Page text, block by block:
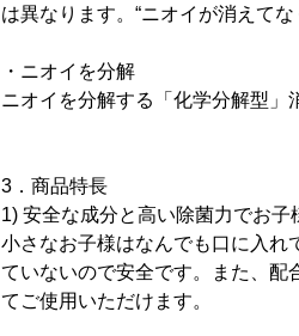
は異なります。“ニオイが消えてな
・ニオイを分解
ニオイを分解する「化学分解型」
3．商品特長
1) 安全な成分と高い除菌力でお
小さなお子様はなんでも口に入れ
ていないので安全です。また、配
てご使用いただけます。